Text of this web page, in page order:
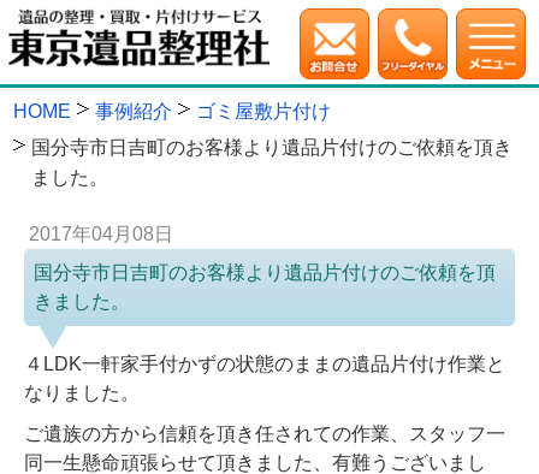
HOME 事例紹介
ゴミ屋敷片付け
国分寺市日吉町のお客様より遺品片付けのご依頼を頂き
ました。
2017年04月08日
国分寺市日吉町のお客様より遺品片付けのご依頼を頂
きました。
４LDK一軒家手付かずの状態のままの遺品片付け作業と
なりました。
ご遺族の方から信頼を頂き任されての作業、スタッフ一
同一生懸命頑張らせて頂きました、有難うございまし